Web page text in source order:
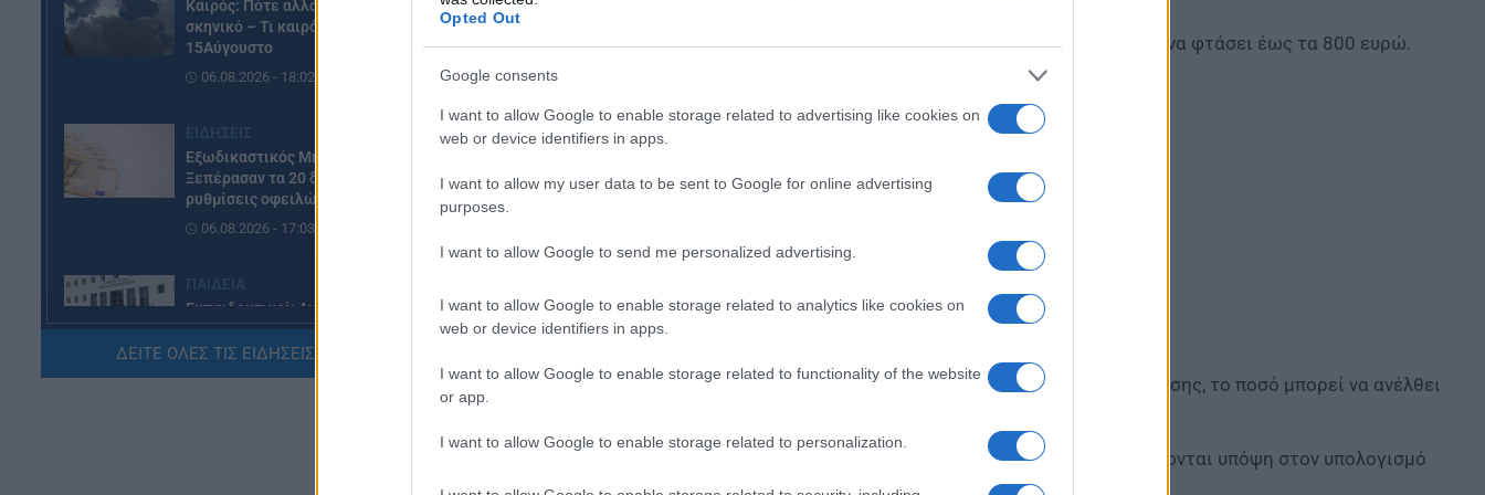
Opted Out
Google consents
I want to allow Google to enable storage related to advertising like cookies on
web or device identifiers in apps.
I want to allow my user data to be sent to Google for online advertising
purposes.
I want to allow Google to send me personalized advertising.
I want to allow Google to enable storage related to analytics like cookies on
web or device identifiers in apps.
I want to allow Google to enable storage related to functionality of the website
or app.
I want to allow Google to enable storage related to personalization.
Καιρός: Πότε αλλάζει το
σκηνικό – Τι καιρό θα κάνει τον
15Αύγουστο
06.08.2026 - 18:02
Εξωδικαστικός Μηχανισμός:
Ξεπέρασαν τα 20 δισ. ευρώ οι
ρυθμίσεις οφειλών
06.08.2026 - 17:03
Εκπαιδευτικοί: Ανακλήθηκαν
αποσπάσεις για τα σχολικά έτη
2026-2029
06.08.2026 - 16:03
ΔΕΙΤΕ ΟΛΕΣ ΤΙΣ ΕΙΔΗΣΕΙΣ ΕΔΩ »
Η ενίσχυση ξεκινά από τα 100 ευρώ και στις περισσότερες περιπτώσεις μπορεί να φτάσει έως τα 800 ευρώ.
Για περιοχές με ιδιαίτερα χαμηλές θερμοκρασίες και αυξημένες ανάγκες θέρμανσης, το ποσό μπορεί να ανέλθει
έως και τα 1.200 ευρώ.
Η διαφοροποίηση αυτή συνδέεται με τους κλιματικούς συντελεστές που λαμβάνονται υπόψη στον υπολογισμό
του επιδόματος.